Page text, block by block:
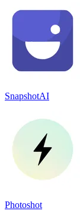
SnapshotAI
Photoshot